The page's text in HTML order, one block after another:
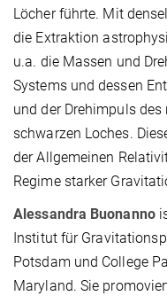
Löcher führte. Mit
die Extraktion
u.a. die Massen und
Systems und dessen
und der Drehimpuls
schwarzen Loches.
der Allgemeinen
Regime starker
Alessandra Buonanno
Institut für
Potsdam und College
Maryland. Sie